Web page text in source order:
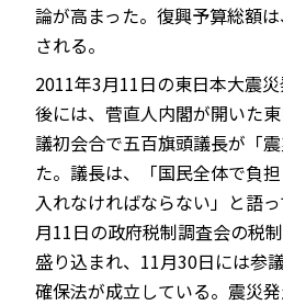
論が高まった。復興予算総額
される。
2011年3月11日の東日本大震
後には、菅直人内閣が開いた
議初会合で五百旗頭議長が「
た。議長は、「国民全体で負
入れなければならない」と語
月11日の政府税制調査会の税
盛り込まれ、11月30日には参
確保法が成立している。震災